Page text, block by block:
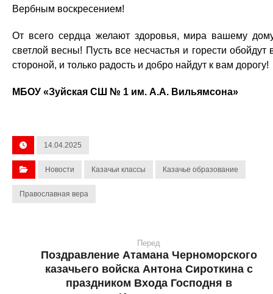
Вербным воскресением!
От всего сердца желают здоровья, мира вашему
светлой весны! Пусть все несчастья и горести обойдут
стороной, и только радость и добро найдут к вам дорогу!
МБОУ «Зуйская СШ № 1 им. А.А. Вильямсона»
14.04.2025
Новости Казачьи классы Казачье образование
Православная вера
Перед
Поздравление Атамана Черноморского
казачьего войска Антона Сироткина с
праздником Входа Господня в